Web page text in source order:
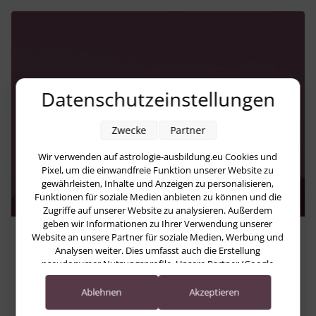
Astrologische Vorschau auf das Jahr
2026: Beziehungen, Heilung und
neue Wege
Astrologie
Datenschutzeinstellungen
Wir verwenden auf astrologie-ausbildung.eu Cookies und
Pixel, um die einwandfreie Funktion unserer Website zu
gewährleisten, Inhalte und Anzeigen zu personalisieren,
Funktionen für soziale Medien anbieten zu können und die
Zugriffe auf unserer Website zu analysieren. Außerdem
geben wir Informationen zu Ihrer Verwendung unserer
Website an unsere Partner für soziale Medien, Werbung und
Analysen weiter. Dies umfasst auch die Erstellung
pseudonymer Nutzungsprofile. Unsere Partner (Google
Advertising Products) führen diese Informationen
möglicherweise mit weiteren Daten zusammen, die Sie ihnen
Zwecke Partner
Ablehnen Akzeptieren